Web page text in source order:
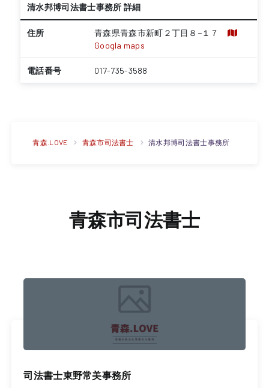
清水邦博司法書士事務所 詳細
住所
青森県青森市新町２丁目８−１７
Googla maps
電話番号 017-735-3588
青森.LOVE 青森市司法書士 清水邦博司法書士事務所
青森市司法書士
司法書士東野常美事務所